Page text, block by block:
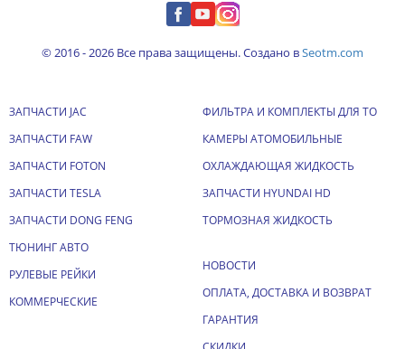
© 2016 - 2026 Все права защищены. Создано вSeotm.com
ЗАПЧАСТИ JAC
ЗАПЧАСТИ FAW
ЗАПЧАСТИ FOTON
ЗАПЧАСТИ TESLA
ЗАПЧАСТИ DONG FENG
ТЮНИНГ АВТО
РУЛЕВЫЕ РЕЙКИ
КОММЕРЧЕСКИЕ
ФИЛЬТРА И КОМПЛЕКТЫ ДЛЯ ТО
КАМЕРЫ АТОМОБИЛЬНЫЕ
ОХЛАЖДАЮЩАЯ ЖИДКОСТЬ
ЗАПЧАСТИ HYUNDAI HD
ТОРМОЗНАЯ ЖИДКОСТЬ
НОВОСТИ
ОПЛАТА, ДОСТАВКА И ВОЗВРАТ
ГАРАНТИЯ